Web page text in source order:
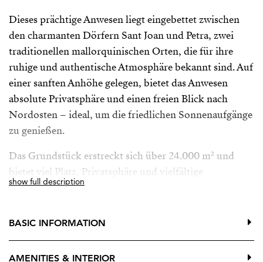
Dieses prächtige Anwesen liegt eingebettet zwischen
den charmanten Dörfern Sant Joan und Petra, zwei
traditionellen mallorquinischen Orten, die für ihre
ruhige und authentische Atmosphäre bekannt sind. Auf
einer sanften Anhöhe gelegen, bietet das Anwesen
absolute Privatsphäre und einen freien Blick nach
Nordosten – ideal, um die friedlichen Sonnenaufgänge
zu genießen.
Das Grundstück erstreckt sich über 24.000 m² und
bietet viel Platz, Privatsphäre und vielfältige
Nutzungsmöglichkeiten. Das Anwesen besteht aus zwei
Gästehaus, die zusammen ca. 448 m² Wohnfläche und
show full description
BASIC INFORMATION
AMENITIES & INTERIOR